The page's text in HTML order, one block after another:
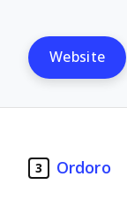
Website
3 Ordoro